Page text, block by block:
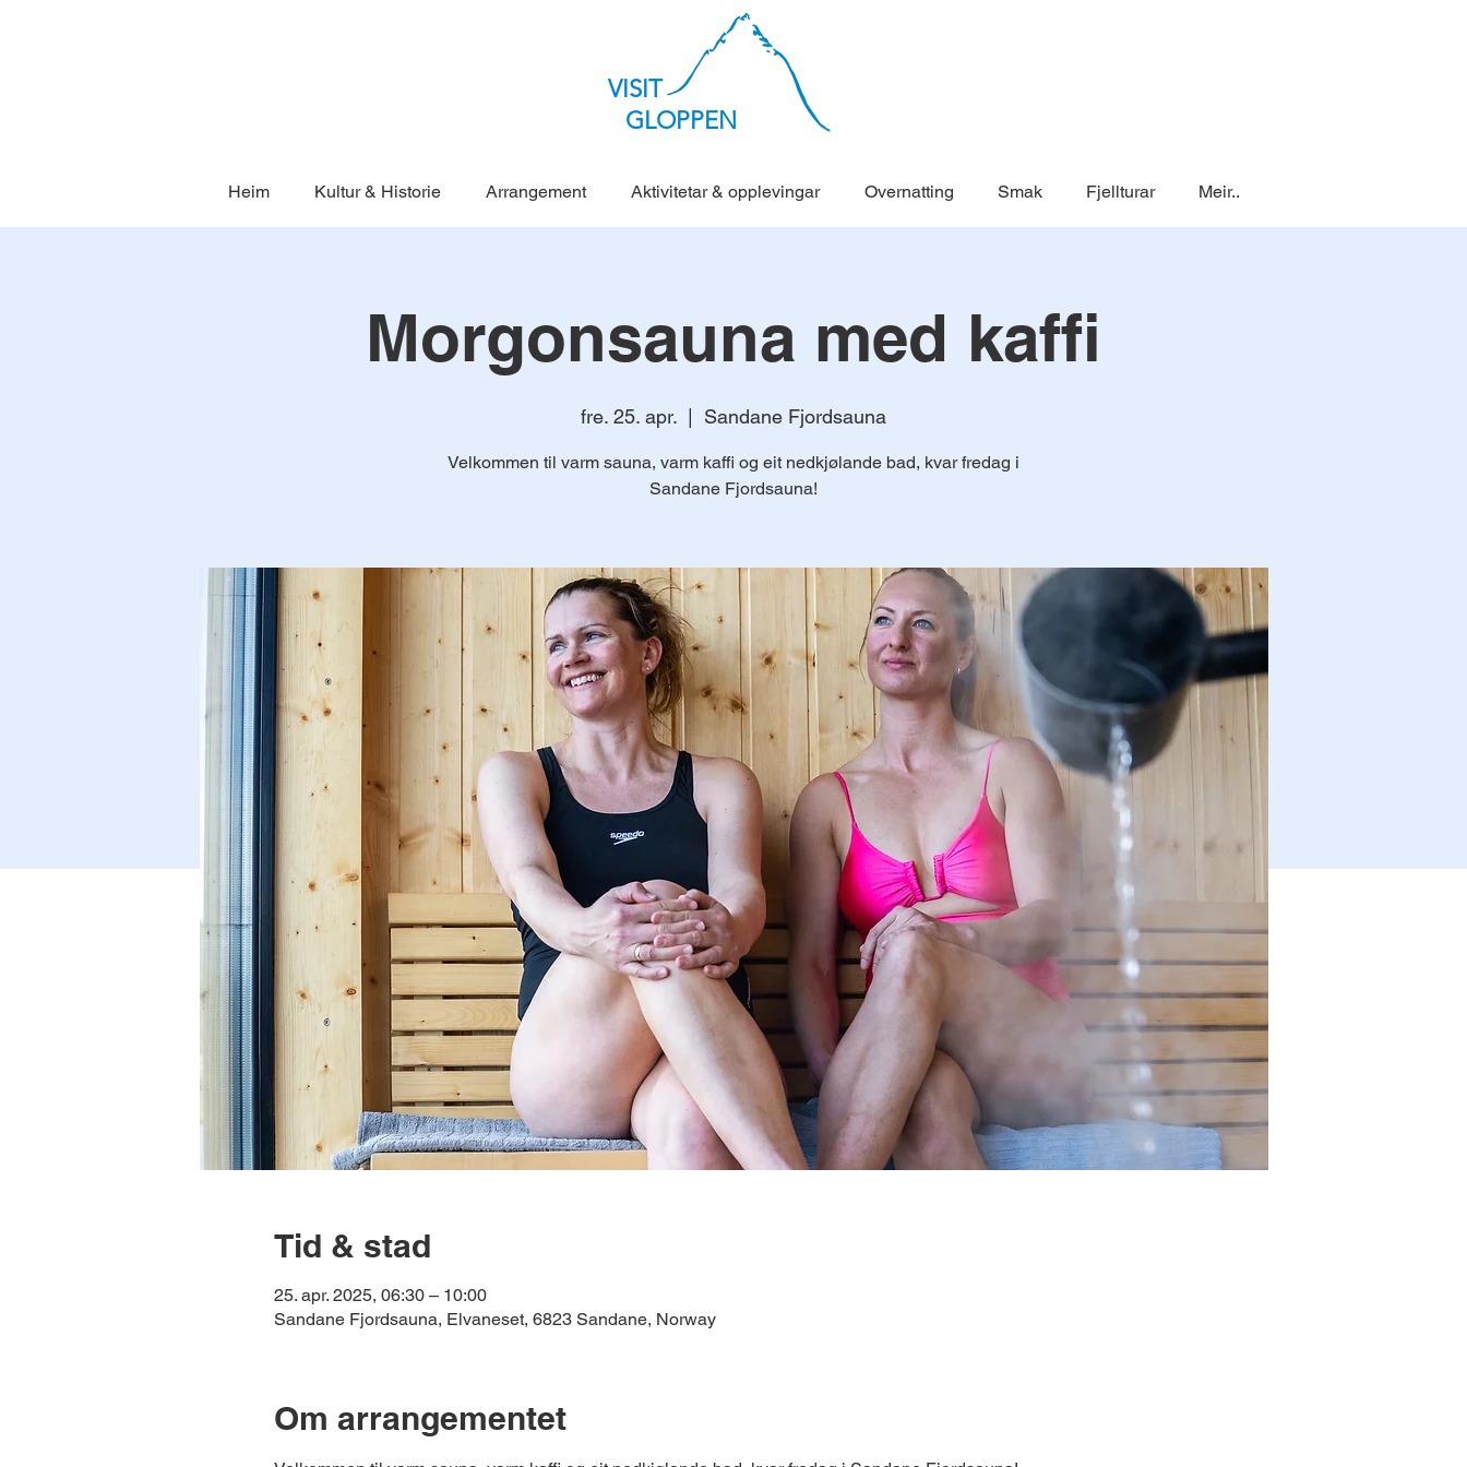
VISIT
GLOPPEN
Heim Kultur & Historie Arrangement Aktivitetar & opplevingar Overnatting Smak Fjellturar Meir..
Morgonsauna med kaffi
fre. 25. apr. Sandane Fjordsauna
Velkommen til varm sauna, varm kaffi og eit nedkjølande bad, kvar fredag i
Sandane Fjordsauna!
Tid & stad
25. apr. 2025, 06:30 – 10:00
Sandane Fjordsauna, Elvaneset, 6823 Sandane, Norway
Om arrangementet